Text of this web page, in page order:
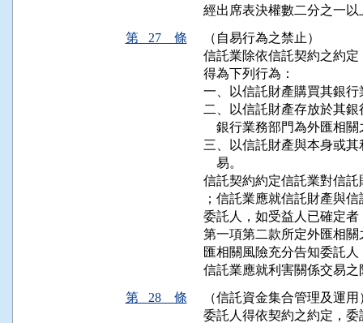
經出席表決權數二分之一以
第 27 條
（自易行為之禁止）
信託業除依信託契約之約
得為下列行為：
一、以信託財產購買其銀
二、以信託財產存放於其
銀行業務部門為外匯相
三、以信託財產與本身或
    易。
信託契約約定信託業對信
；信託業應就信託財產與
委託人，如受益人已確定
第一項第二款所定外匯相
匯相關風險充分告知委託
信託業應就利害關係交易
第 28 條
（信託資金集合管理及運用
委託人得依契約之約定，